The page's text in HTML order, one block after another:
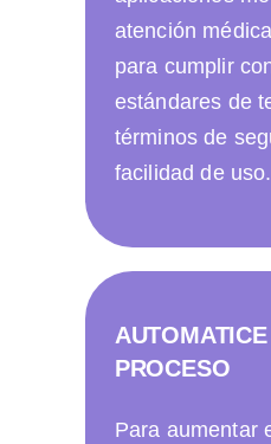
atención
para cumplir
estándares de
términos de
facilidad de uso.
PROCESO
Para aumentar